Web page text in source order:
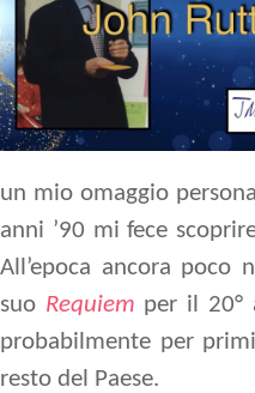
un mio omaggio
anni ’90 mi fece
All’epoca ancora poco
suo Requiem per il 20°
probabilmente per
resto del Paese.